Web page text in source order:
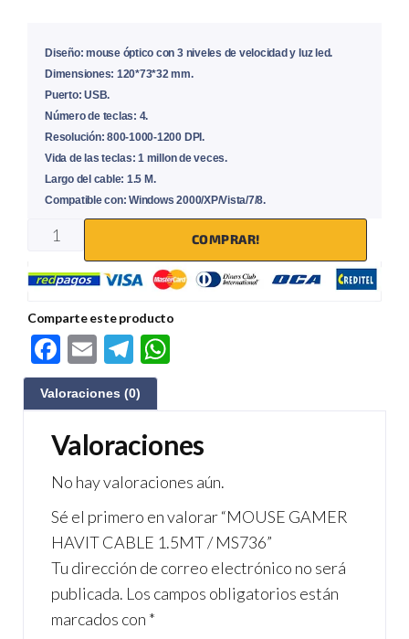
Diseño: mouse óptico con 3 niveles de velocidad y luz led.
Dimensiones: 120*73*32 mm.
Puerto: USB.
Número de teclas: 4.
Resolución: 800-1000-1200 DPI.
Vida de las teclas: 1 millon de veces.
Largo del cable: 1.5 M.
Compatible con: Windows 2000/XP/Vista/7/8.
COMPRAR!
Comparte este producto
F
ac
e
b
o
o
k
E
m
ail
Te
le
gr
a
m
s
A
p
p
Valoraciones (0)
Valoraciones
No hay valoraciones aún.
Sé el primero en valorar “MOUSE GAMER
HAVIT CABLE 1.5MT / MS736”
Tu dirección de correo electrónico no será
publicada. Los campos obligatorios están
marcados con *